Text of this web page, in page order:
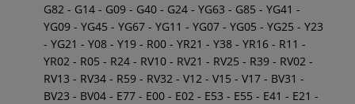
G82 - G14 - G09 - G40 - G24 - YG63 - G85 - YG41 -
YG09 - YG45 - YG67 - YG11 - YG07 - YG05 - YG25 - Y23
- YG21 - Y08 - Y19 - R00 - YR21 - Y38 - YR16 - R11 -
YR02 - R05 - R24 - RV10 - RV21 - RV25 - R39 - RV02 -
RV13 - RV34 - R59 - RV32 - V12 - V15 - V17 - BV31 -
BV23 - BV04 - E77 - E00 - E02 - E53 - E55 - E41 - E21 -